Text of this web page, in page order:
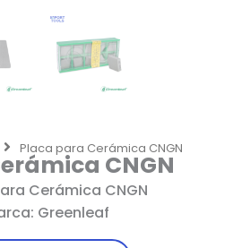
Placa para Cerámica CNGN
CNGN
Cerámica CNGN
Greenleaf